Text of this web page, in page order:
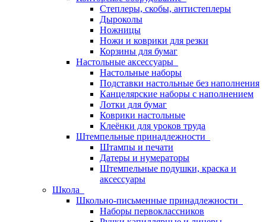
Степлеры, скобы, антистеплеры
Дыроколы
Ножницы
Ножи и коврики для резки
Корзины для бумаг
Настольные аксессуары
Настольные наборы
Подставки настольные без наполнения
Канцелярские наборы с наполнением
Лотки для бумаг
Коврики настольные
Клеёнки для уроков труда
Штемпельные принадлежности
Штампы и печати
Датеры и нумераторы
Штемпельные подушки, краска и
аксессуары
Школа
Школьно-письменные принадлежности
Наборы первоклассников